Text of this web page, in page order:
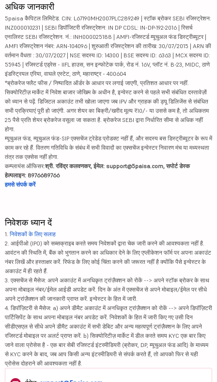
अधिक जानकारी
5paisa कैपिटल लिमिटेड. CIN: L67190MH2007PLC289249 | स्टॉक ब्रोकर SEBI रजिस्ट्रेशन:
INZ000010231 | SEBI डिपॉजिटरी रजिस्ट्रेशन: IN DP CDSL: IN-DP-192-2016 | रिसर्च
एनालिस्ट SEBI रजिस्ट्रेशन. नं.: INH000025188 | AMFI-रजिस्टर्ड म्यूचुअल फंड डिस्ट्रीब्यूटर |
AMFI रजिस्ट्रेशन नंबर: ARN-104096 | शुरुआती रजिस्ट्रेशन की तारीख: 30/07/2015 | ARN की
वर्तमान वैधता : 30/07/2027 | NSE सदस्य ID: 14300 | BSE सदस्य ID: 6363 | MCX सदस्य ID:
55945 | रजिस्टर्ड एड्रेस - IIFL हाउस, सन इन्फोटेक पार्क, रोड नं. 16V, प्लॉट नं. B-23, MIDC, ठाणे
इंडस्ट्रियल एरिया, वाघले एस्टेट, ठाणे, महाराष्ट्र - 400604
*ब्रोकरेज फ्लैट फीस / निष्पादित ऑर्डर के आधार पर लगाई जाएगी, प्रतिशत आधार पर नहीं.
सिक्योरिटीज़ मार्केट में निवेश बाजार जोखिम के अधीन है, इन्वेस्ट करने से पहले सभी संबंधित दस्तावेज़ों
को ध्यान से पढ़ें. डिजिटल अकाउंट तभी खोला जाएगा जब IPV और ग्राहक की ड्यू डिलिजेंस से संबंधित
सभी प्रक्रियाएं पूरी हो जाएंगी. अगर शेयर का बिक्री/खरीद मूल्य ₹10/- या उससे कम है, तो अधिकतम
25 पैसे प्रति शेयर ब्रोकरेज वसूला जा सकता है. ब्रोकरेज SEBI द्वारा निर्धारित सीमा से अधिक नहीं
होगा.
म्यूचुअल फंड, म्यूचुअल फंड-SIP एक्सचेंज ट्रेडेड प्रोडक्ट नहीं हैं, और सदस्य बस डिस्ट्रीब्यूटर के रूप में
काम कर रहे हैं. वितरण गतिविधि के संबंध में सभी विवादों का एक्सचेंज इन्वेस्टर निवारण मंच या मध्यस्थता
तंत्र तक एक्सेस नहीं होगा.
कम्प्लायंस ऑफिसर:श्री. रविंद्र कलवणकर, ईमेल: support@5paisa.com, सपोर्ट डेस्क
हेल्पलाइन: 8976689766
हमसे संपर्क करें
निवेशक ध्यान दें
1. निवेशकों के लिए सलाह
2. आईपीओ (IPO) को सब्सक्राइब करते समय निवेशकों द्वारा चेक जारी करने की आवश्यकता नहीं है.
आवंटन की स्थिति में, बैंक को भुगतान करने का अधिकार देने के लिए एप्लीकेशन फॉर्म पर अपना अकाउंट
नंबर लिखें और हस्ताक्षर करें. रिफंड के लिए कोई चिंता करने की जरूरत नहीं है क्योंकि पैसे इन्वेस्टर के
अकाउंट में ही रहते हैं.
3. एक्सचेंज से मैसेज: अपने अकाउंट में अनधिकृत ट्रांज़ैक्शन को रोकें --> अपने स्टॉक ब्रोकर के साथ
अपना मोबाइल नंबर/ईमेल आईडी अपडेट करें. दिन के अंत में एक्सचेंज से अपने मोबाइल/ईमेल पर सीधे
अपने ट्रांज़ैक्शन की जानकारी प्राप्त करें. इन्वेस्टर के हित में जारी.
4. डिपॉज़िटरी से मैसेज: a) अपने डीमैट अकाउंट में अनधिकृत ट्रांज़ैक्शन को रोकें --> अपने डिपॉज़िटरी
पार्टिसिपेंट के साथ अपना मोबाइल नंबर अपडेट करें. निवेशकों के हित में जारी किए गए उसी दिन
सीडीएसएल से सीधे अपने डीमैट अकाउंट में सभी डेबिट और अन्य महत्वपूर्ण ट्रांज़ैक्शन के लिए अपने
रजिस्टर्ड मोबाइल पर अलर्ट प्राप्त करें. b) सिक्योरिटीज़ मार्केट में डील करते समय KYC एक बार किए
जाने वाला प्रोसेस है - एक बार सेबी रजिस्टर्ड इंटरमीडियरी (ब्रोकर, DP, म्यूचुअल फंड आदि) के माध्यम
से KYC करने के बाद, जब आप किसी अन्य इंटरमीडियरी से संपर्क करते हैं, तो आपको फिर से यही
प्रोसेस दोहराने की आवश्यकता नहीं है.